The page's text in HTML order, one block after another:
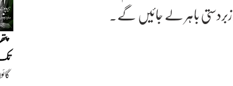
زبردستی باہر لے جائیں گے۔